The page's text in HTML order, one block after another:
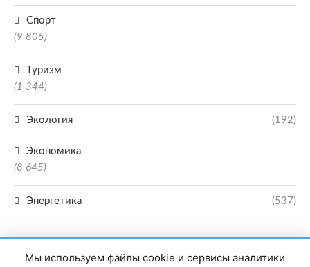
Спорт
(9 805)
Туризм
(1 344)
Экология (192)
Экономика
(8 645)
Энергетика (537)
Мы используем файлы cookie и сервисы аналитики